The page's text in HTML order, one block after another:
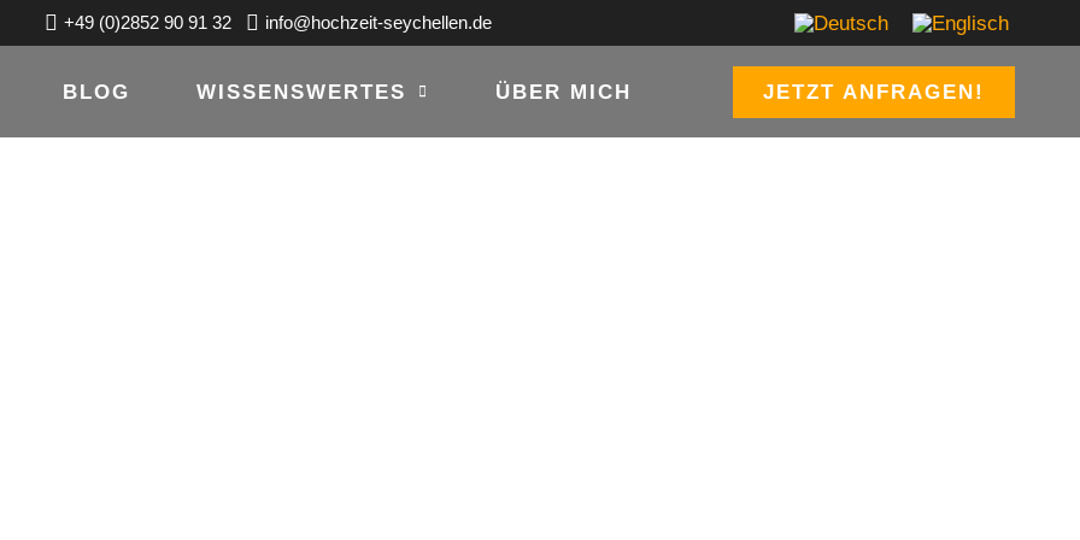
+49 (0)2852 90 91 32 info@hochzeit-seychellen.de
BLOG WISSENSWERTES ÜBER MICH JETZT ANFRAGEN!